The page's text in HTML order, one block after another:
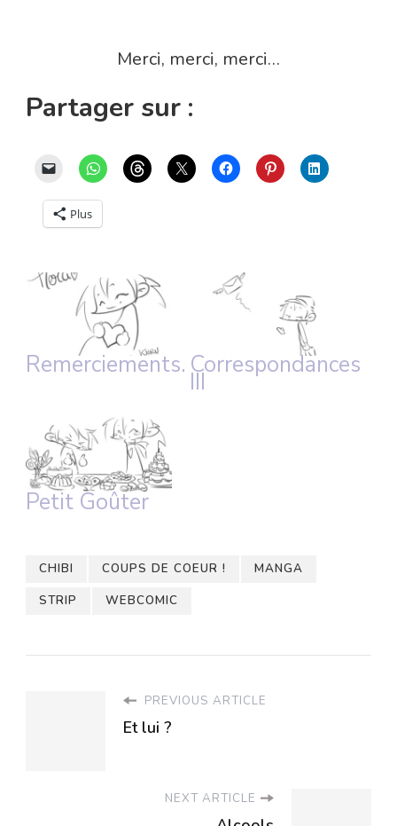
Merci, merci, merci…
Partager sur :
Plus
Remerciements. Correspondances
III
Petit Goûter
CHIBI COUPS DE COEUR !
MANGA
STRIP
WEBCOMIC
PREVIOUS ARTICLE
Et lui ?
NEXT ARTICLE